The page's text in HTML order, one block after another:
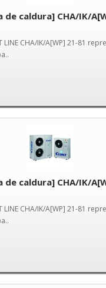
de caldura] CHA/IK/
CHA/IK/A[WP] 21-81
de caldura] CHA/IK/
CHA/IK/A[WP] 21-81